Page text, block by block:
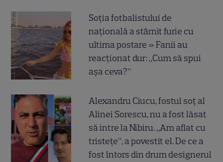
Soția fotbalistului de
națională a stârnit furie cu
ultima postare » Fanii au
reacționat dur: „Cum să spui
așa ceva?”
Alexandru Ciucu, fostul soț al
Alinei Sorescu, nu a fost lăsat
să intre la Nibiru. „Am aflat cu
tristețe”, a povestit el. De ce a
fost întors din drum designerul